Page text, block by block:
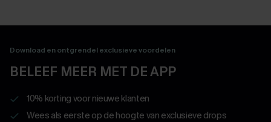
Download en ontgrendel exclusieve voordelen
BELEEF MEER MET DE APP
10% korting voor nieuwe klanten
Wees als eerste op de hoogte van exclusieve drops